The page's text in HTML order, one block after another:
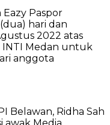
Paspor
hari dan
2022 atas
Medan untuk
anggota
Belawan, Ridha Sah